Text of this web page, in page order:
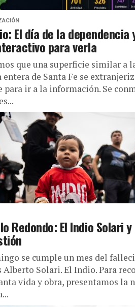
El día de la dependencia
para verla
que una superficie similar a
de Santa Fe se
para ir a la información. Se
Redondo: El Indio Solari
se cumple un mes del
Alberto Solari. El Indio. Para
vida y obra, presentamos la